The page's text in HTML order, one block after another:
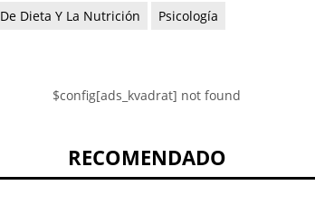
De Dieta Y La Nutrición Psicología
$config[ads_kvadrat] not found
RECOMENDADO